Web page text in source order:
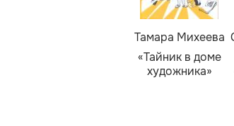
Тамара Михеева
«Тайник в доме
художника»